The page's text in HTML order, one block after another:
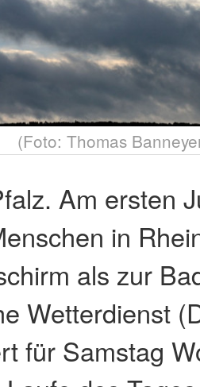
(Foto: Thomas
Am ersten
in
als zur
Wetterdienst
für Samstag